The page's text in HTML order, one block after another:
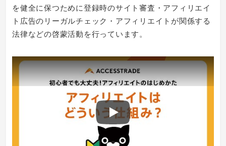
を健全に保つために登録時のサイト審査・アフィリエイ
ト広告のリーガルチェック・アフィリエイトが関係する
法律などの啓蒙活動を行っています。
Play